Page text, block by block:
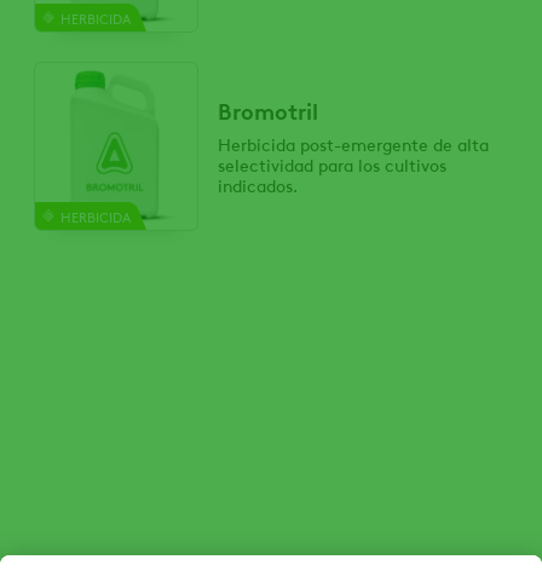
HERBICIDA
HERBICIDA
Bromotril
Herbicida post-emergente de alta
selectividad para los cultivos
indicados.